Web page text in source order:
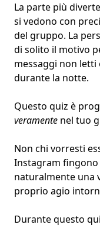
La parte più
si vedono con
del gruppo. La
di solito il motivo
messaggi non letti
durante la notte.
Questo quiz è
veramente nel tuo
Non chi vorresti
Instagram fingono
naturalmente una
proprio agio
Durante questo